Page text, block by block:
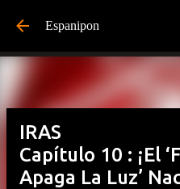
Espanipon
IRAS
Capítulo 10 : ¡El
Apaga La Luz’